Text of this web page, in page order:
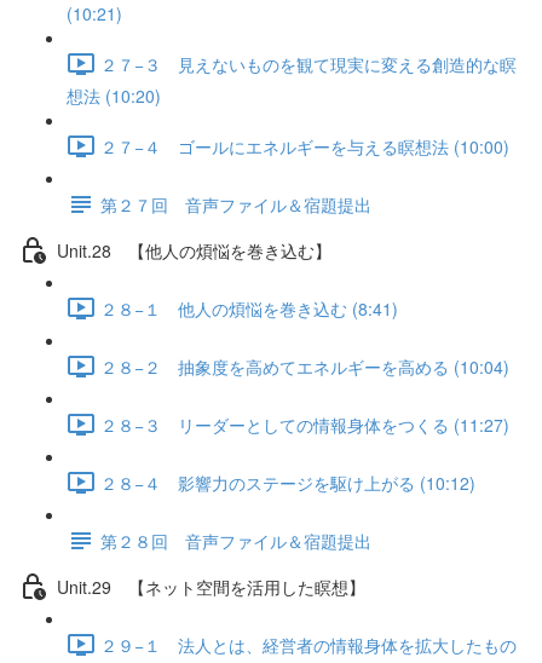
(10:21)
２７−３ 見えないものを観て現実に変える創造的な瞑
想法 (10:20)
２７−４ ゴールにエネルギーを与える瞑想法 (10:00)
第２７回 音声ファイル＆宿題提出
Unit.28 【他人の煩悩を巻き込む】
２８−１ 他人の煩悩を巻き込む (8:41)
２８−２ 抽象度を高めてエネルギーを高める (10:04)
２８−３ リーダーとしての情報身体をつくる (11:27)
２８−４ 影響力のステージを駆け上がる (10:12)
第２８回 音声ファイル＆宿題提出
Unit.29 【ネット空間を活用した瞑想】
２９−１ 法人とは、経営者の情報身体を拡大したもの